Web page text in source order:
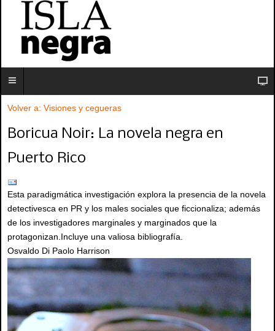
Volver a: Visiones y cegueras
Boricua Noir: La novela negra en
Puerto Rico
Esta paradigmática investigación explora la presencia de la novela
detectivesca en PR y los males sociales que ficcionaliza; además
de los investigadores marginales y marginados que la
protagonizan.Incluye una valiosa bibliografía.
Osvaldo Di Paolo Harrison